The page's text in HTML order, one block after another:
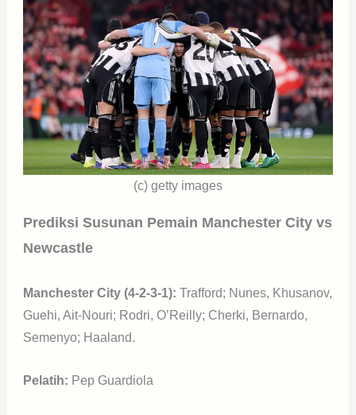
(c) getty images
Prediksi Susunan Pemain Manchester City vs
Newcastle
Manchester City (4-2-3-1): Trafford; Nunes, Khusanov,
Guehi, Ait-Nouri; Rodri, O’Reilly; Cherki, Bernardo,
Semenyo; Haaland.
Pelatih: Pep Guardiola